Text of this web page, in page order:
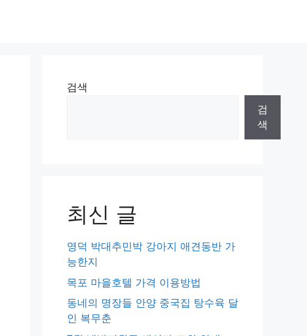
검색
검
색
최신 글
영덕 박대추민박 강아지 애견동반 가
능한지
목포 마을호텔 가격 이용방법
동네의 명장들 안양 중국집 탕수육 달
인 복무춘